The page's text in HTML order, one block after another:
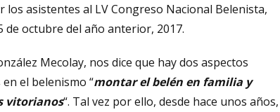
asistentes al LV Congreso Nacional Belenista,
de octubre del año anterior, 2017.
Mecolay, nos dice que hay dos aspectos
el belenismo “montar el belén en familia y
vitorianos“. Tal vez por ello, desde hace unos años,